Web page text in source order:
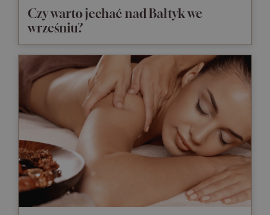
Czy warto jechać nad Bałtyk we
wrześniu?